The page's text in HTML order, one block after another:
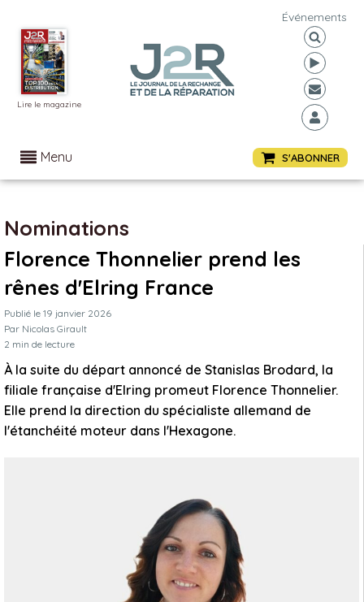
Lire le magazine
Événements
Menu S'ABONNER
Nominations
Florence Thonnelier prend les
rênes d'Elring France
Publié le 19 janvier 2026
Par Nicolas Girault
2 min de lecture
À la suite du départ annoncé de Stanislas Brodard, la
filiale française d'Elring promeut Florence Thonnelier.
Elle prend la direction du spécialiste allemand de
l'étanchéité moteur dans l'Hexagone.